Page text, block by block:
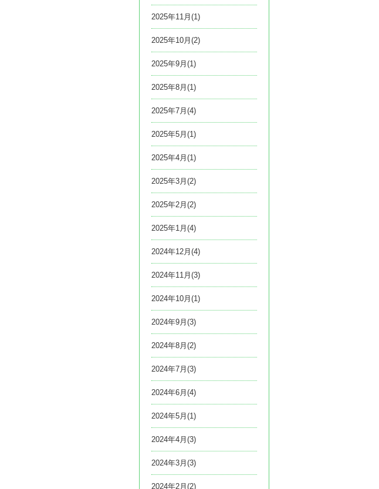
2025年11月(1)
2025年10月(2)
2025年9月(1)
2025年8月(1)
2025年7月(4)
2025年5月(1)
2025年4月(1)
2025年3月(2)
2025年2月(2)
2025年1月(4)
2024年12月(4)
2024年11月(3)
2024年10月(1)
2024年9月(3)
2024年8月(2)
2024年7月(3)
2024年6月(4)
2024年5月(1)
2024年4月(3)
2024年3月(3)
2024年2月(2)